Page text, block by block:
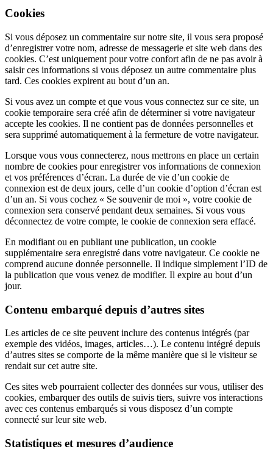
Cookies
Si vous déposez un commentaire sur notre site, il vous sera proposé
d’enregistrer votre nom, adresse de messagerie et site web dans des
cookies. C’est uniquement pour votre confort afin de ne pas avoir à
saisir ces informations si vous déposez un autre commentaire plus
tard. Ces cookies expirent au bout d’un an.
Si vous avez un compte et que vous vous connectez sur ce site, un
cookie temporaire sera créé afin de déterminer si votre navigateur
accepte les cookies. Il ne contient pas de données personnelles et
sera supprimé automatiquement à la fermeture de votre navigateur.
Lorsque vous vous connecterez, nous mettrons en place un certain
nombre de cookies pour enregistrer vos informations de connexion
et vos préférences d’écran. La durée de vie d’un cookie de
connexion est de deux jours, celle d’un cookie d’option d’écran est
d’un an. Si vous cochez « Se souvenir de moi », votre cookie de
connexion sera conservé pendant deux semaines. Si vous vous
déconnectez de votre compte, le cookie de connexion sera effacé.
En modifiant ou en publiant une publication, un cookie
supplémentaire sera enregistré dans votre navigateur. Ce cookie ne
comprend aucune donnée personnelle. Il indique simplement l’ID de
la publication que vous venez de modifier. Il expire au bout d’un
jour.
Contenu embarqué depuis d’autres sites
Les articles de ce site peuvent inclure des contenus intégrés (par
exemple des vidéos, images, articles…). Le contenu intégré depuis
d’autres sites se comporte de la même manière que si le visiteur se
rendait sur cet autre site.
Ces sites web pourraient collecter des données sur vous, utiliser des
cookies, embarquer des outils de suivis tiers, suivre vos interactions
avec ces contenus embarqués si vous disposez d’un compte
connecté sur leur site web.
Statistiques et mesures d’audience